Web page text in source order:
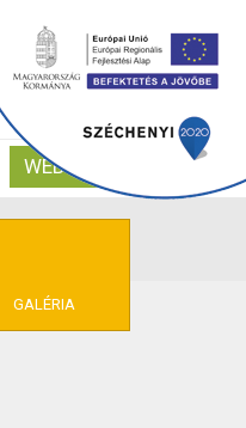
0
WEBSHOP
GALÉRIA